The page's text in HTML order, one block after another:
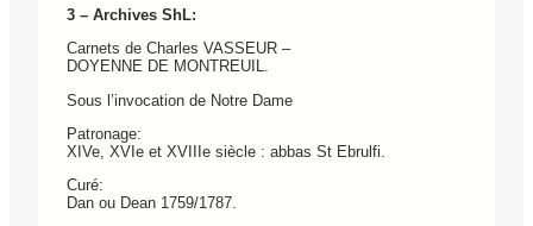
3 – Archives ShL:
Carnets de Charles VASSEUR –
DOYENNE DE MONTREUIL.
Sous l’invocation de Notre Dame
Patronage:
XIVe, XVIe et XVIIIe siècle : abbas St Ebrulfi.
Curé:
Dan ou Dean 1759/1787.